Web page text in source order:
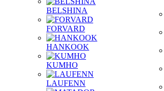
BELSHINA
FORVARD
HANKOOK
KUMHO
LAUFENN